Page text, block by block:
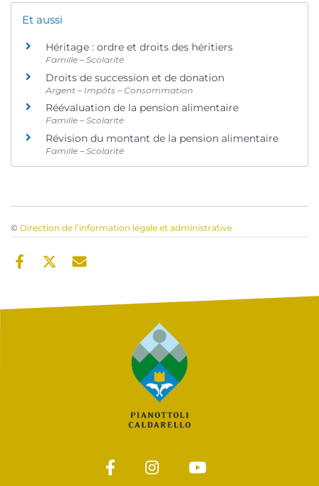
Et aussi
Héritage : ordre et droits des héritiers
Famille – Scolarité
Droits de succession et de donation
Argent – Impôts – Consommation
Réévaluation de la pension alimentaire
Famille – Scolarité
Révision du montant de la pension alimentaire
Famille – Scolarité
© Direction de l’information légale et administrative